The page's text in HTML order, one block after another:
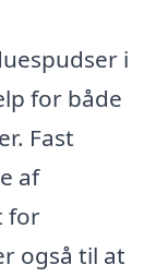
i
for både
Fast
af
for
også til at